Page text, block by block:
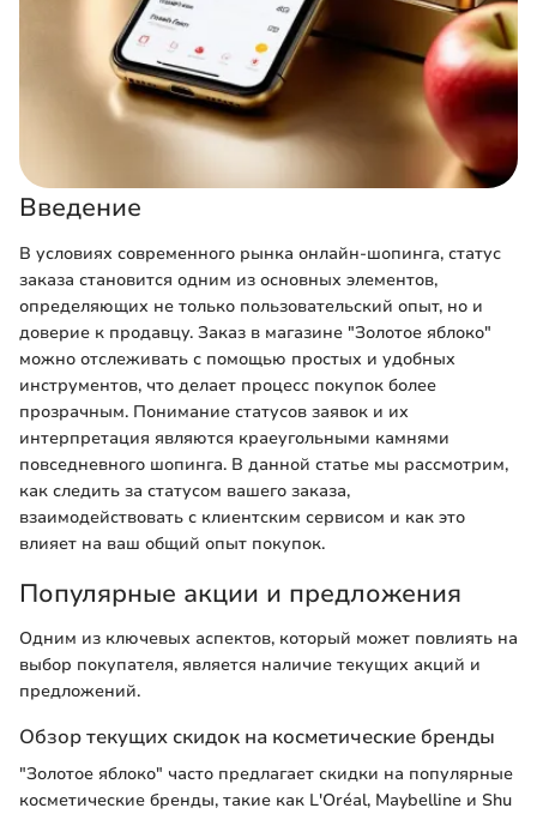
Введение
В условиях современного рынка онлайн-шопинга, статус
заказа становится одним из основных элементов,
определяющих не только пользовательский опыт, но и
доверие к продавцу. Заказ в магазине "Золотое яблоко"
можно отслеживать с помощью простых и удобных
инструментов, что делает процесс покупок более
прозрачным. Понимание статусов заявок и их
интерпретация являются краеугольными камнями
повседневного шопинга. В данной статье мы рассмотрим,
как следить за статусом вашего заказа,
взаимодействовать с клиентским сервисом и как это
влияет на ваш общий опыт покупок.
Популярные акции и предложения
Одним из ключевых аспектов, который может повлиять на
выбор покупателя, является наличие текущих акций и
предложений.
Обзор текущих скидок на косметические бренды
"Золотое яблоко" часто предлагает скидки на популярные
косметические бренды, такие как L'Oréal, Maybelline и Shu